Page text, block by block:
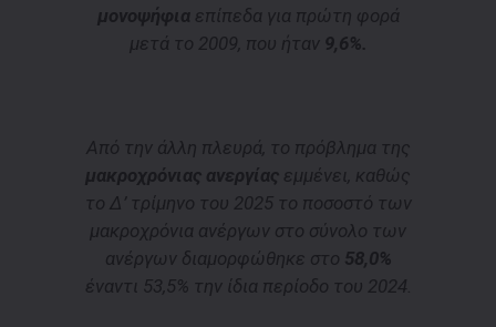
μονοψήφια επίπεδα για πρώτη φορά
μετά το 2009, που ήταν 9,6%.
Από την άλλη πλευρά, το πρόβλημα της
μακροχρόνιας ανεργίας εμμένει, καθώς
το Δ’ τρίμηνο του 2025 το ποσοστό των
μακροχρόνια ανέργων στο σύνολο των
ανέργων διαμορφώθηκε στο 58,0%
έναντι 53,5% την ίδια περίοδο του 2024.